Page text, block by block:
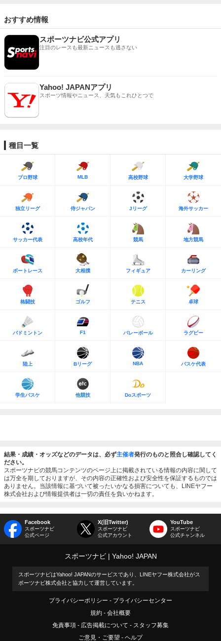
おすすめ情報
スポーツナビ公式アプリ
注目のレースも最新ニュースも逃さない
Yahoo! JAPANアプリ
スポーツ情報やニュース、天気もこれひとつで
種目一覧
プロ野球 MLB 高校野球 大学野球
独立リーグ 侍ジャパン Jリーグ 海外サッカー
サッカー代表 高校年代 競馬 地方競馬
ボートレース 大相撲 フィギュア カーリング
格闘技 ゴルフ テニス 卓球
バドミントン F1 バレーボール ラグビー
陸上 Bリーグ NBA バスケ代表
学生バスケ 他競技 Doスポーツ
結果・成績・オッズなどのデータは、必ず主催者発行のものと照合し確認してく
ださい。
スポーツナビの競馬コンテンツのページ上に掲載されている情報の内容に関して
は万全を期しておりますが、その内容の正確性および安全性を保証するものでは
ありません。当該情報に基づいて被ったいかなる損害についても、LINEヤフー
株式会社および情報提供者は一切の責任を負いかねます。
Facebook
スポーツナビ
公式ページ
X(旧Twitter)
スポーツナビ
公式アカウント
YouTube
スポーツナビ
公式チャンネル
スポーツナビ Yahoo! JAPAN
スポーツナビはYahoo! JAPANのサービスであり、LINEヤフー株式会社がス
ポーツナビ株式会社と協力して運営しています。
プライバシーポリシー
プライバシーセンター
規約
会社概要
免責事項
広告掲載について
スタッフ募集
ご意見・ご要望
ヘルプ